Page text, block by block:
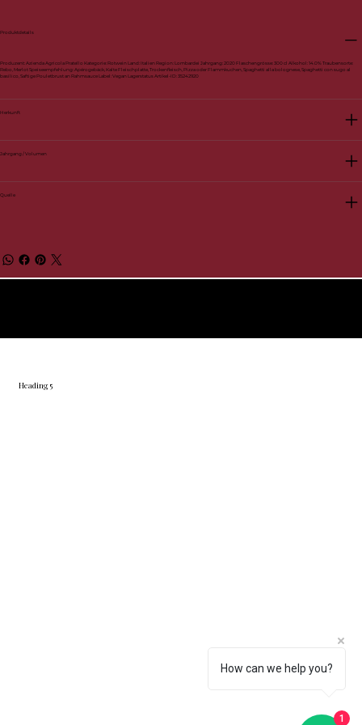
How can we help you?
1
Produktdetails
Produzent: Azienda Agricola Pratello Kategorie: Rotwein Land: Italien Region: Lombardei Jahrgang: 2020 Flaschengrösse: 300 cl Alkohol: 14.0% Traubensorte:
Rebo, Merlot Speiseempfehlung: Apérogebäck, Kalte Fleischplatte, Trockenfleisch, Pizza oder Flammkuchen, Spaghetti alla bolognese, Spaghetti con sugo al
basilico, Saftige Pouletbrust an Rahmsauce Label: Vegan Lagerstatus Artikel-ID: 35242920
Herkunft
Jahrgang / Volumen
Quelle
Heading 5